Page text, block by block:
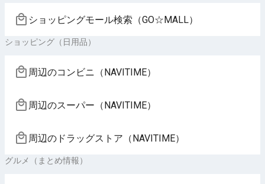
ショッピングモール検索（GO☆MALL）
ショッピング（日用品）
周辺のコンビニ（NAVITIME）
周辺のスーパー（NAVITIME）
周辺のドラッグストア（NAVITIME）
グルメ（まとめ情報）